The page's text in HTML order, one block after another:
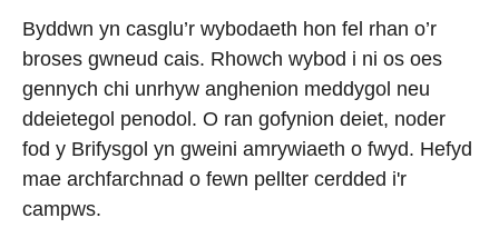
Byddwn yn casglu’r wybodaeth hon fel rhan o’r
broses gwneud cais. Rhowch wybod i ni os oes
gennych chi unrhyw anghenion meddygol neu
ddeietegol penodol. O ran gofynion deiet, noder
fod y Brifysgol yn gweini amrywiaeth o fwyd. Hefyd
mae archfarchnad o fewn pellter cerdded i'r
campws.